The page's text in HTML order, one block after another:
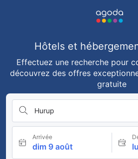
Hôtels et
Effectuez une recherche pour
découvrez des offres
gratuite
Hurup
Arrivée
dim 9 août